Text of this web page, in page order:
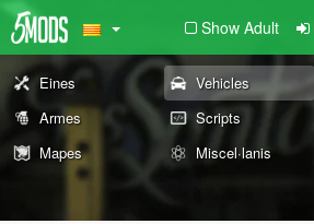
Show Adult
Eines Vehicles
Armes
Scripts
Mapes
Miscel·lanis